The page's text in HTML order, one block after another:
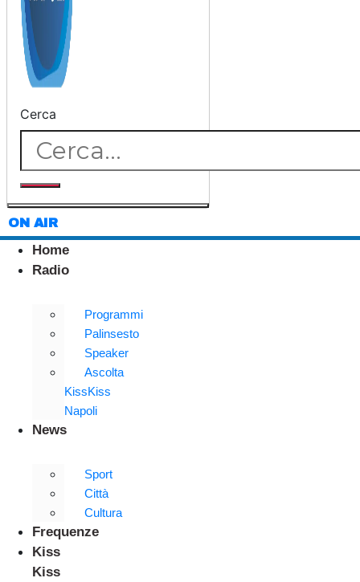
Cerca
ON AIR
Home
Radio
Programmi
Palinsesto
Speaker
Ascolta
KissKiss
Napoli
News
Sport
Città
Cultura
Frequenze
Kiss
Kiss